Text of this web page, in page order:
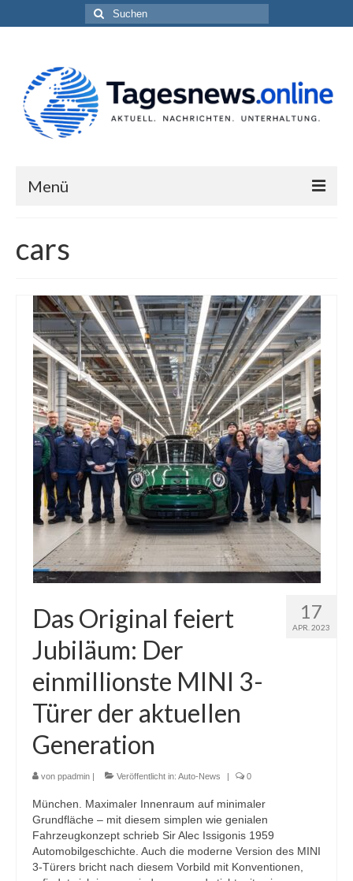
Suchen
nach:
Menü
Datenschutzerklärung
cars
17
APR. 2023
Das Original feiert
Jubiläum: Der
einmillionste MINI 3-
Türer der aktuellen
Generation
von ppadmin Veröffentlicht in: Auto-News 0
München. Maximaler Innenraum auf minimaler
Grundfläche – mit diesem simplen wie genialen
Fahrzeugkonzept schrieb Sir Alec Issigonis 1959
Automobilgeschichte. Auch die moderne Version des MINI
3-Türers bricht nach diesem Vorbild mit Konventionen,